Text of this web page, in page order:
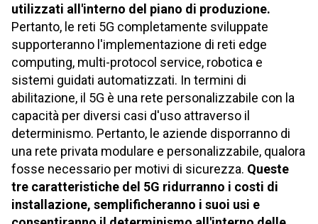
utilizzati all'interno del piano di produzione.
Pertanto, le reti 5G completamente sviluppate
supporteranno l'implementazione di reti edge
computing, multi-protocol service, robotica e
sistemi guidati automatizzati. In termini di
abilitazione, il 5G è una rete personalizzabile con la
capacità per diversi casi d'uso attraverso il
determinismo. Pertanto, le aziende disporranno di
una rete privata modulare e personalizzabile, qualora
fosse necessario per motivi di sicurezza. Queste
tre caratteristiche del 5G ridurranno i costi di
installazione, semplificheranno i suoi usi e